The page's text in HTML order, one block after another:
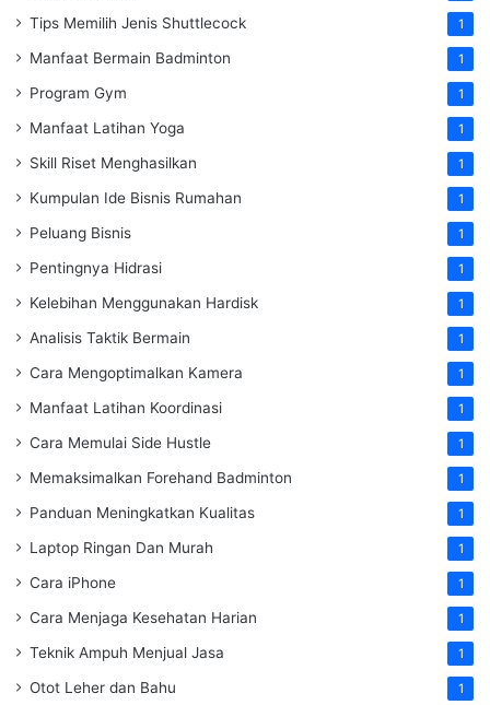
Tips Memilih Jenis Shuttlecock 1
Manfaat Bermain Badminton 1
Program Gym 1
Manfaat Latihan Yoga 1
Skill Riset Menghasilkan 1
Kumpulan Ide Bisnis Rumahan 1
Peluang Bisnis 1
Pentingnya Hidrasi 1
Kelebihan Menggunakan Hardisk 1
Analisis Taktik Bermain 1
Cara Mengoptimalkan Kamera 1
Manfaat Latihan Koordinasi 1
Cara Memulai Side Hustle 1
Memaksimalkan Forehand Badminton 1
Panduan Meningkatkan Kualitas 1
Laptop Ringan Dan Murah 1
Cara iPhone 1
Cara Menjaga Kesehatan Harian 1
Teknik Ampuh Menjual Jasa 1
Otot Leher dan Bahu 1